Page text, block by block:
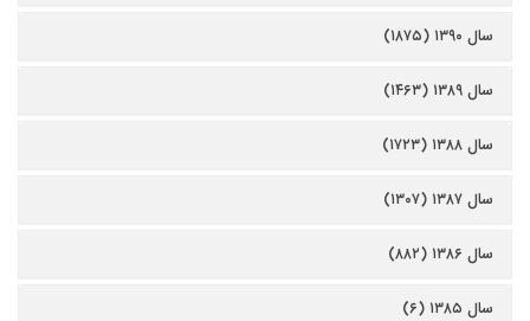
سال ۱۳۹۰ (۱۸۷۵)
سال ۱۳۸۹ (۱۴۶۳)
سال ۱۳۸۸ (۱۷۲۳)
سال ۱۳۸۷ (۱۳۰۷)
سال ۱۳۸۶ (۸۸۲)
سال ۱۳۸۵ (۶)